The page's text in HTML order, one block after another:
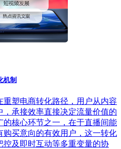
机制
塑电商转化路径，用户从内容
承接效率直接决定流量价值的
核心环节之一，在于直播间能
买意向的有效用户，这一转化
及即时互动等多重变量的协